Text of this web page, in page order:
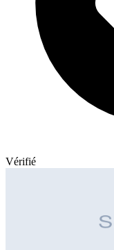
Vérifié